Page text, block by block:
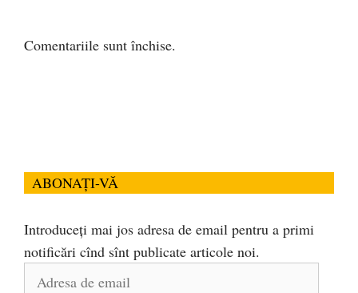
Comentariile sunt închise.
ABONAȚI-VĂ
Introduceți mai jos adresa de email pentru a primi
notificări cînd sînt publicate articole noi.
Adresa